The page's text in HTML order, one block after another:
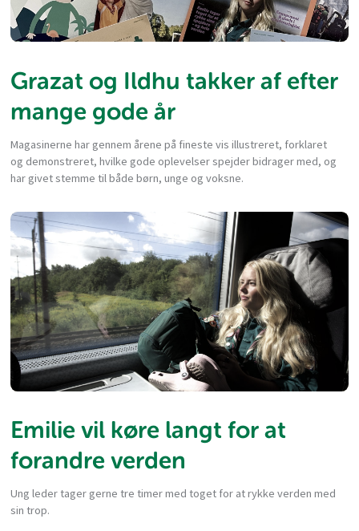
Grazat og Ildhu takker af efter
mange gode år
Magasinerne har gennem årene på fineste vis illustreret, forklaret
og demonstreret, hvilke gode oplevelser spejder bidrager med, og
har givet stemme til både børn, unge og voksne.
Emilie vil køre langt for at
forandre verden
Ung leder tager gerne tre timer med toget for at rykke verden med
sin trop.